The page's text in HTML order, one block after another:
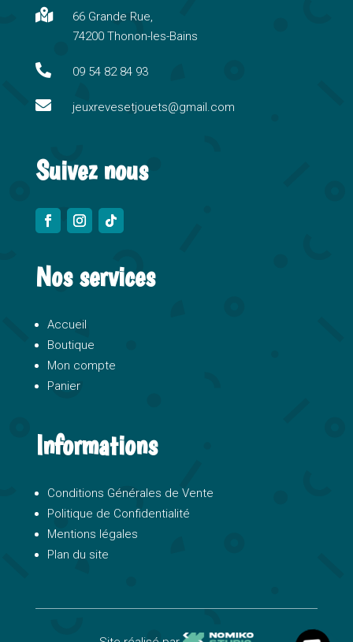
n
a
i
e

66 Grande Rue,
74200 Thonon-les-Bains
 09 54 82 84 93
 jeuxrevesetjouets@gmail.com
Suivez nous
Nos services
Accueil
Boutique
Mon compte
Panier
Informations
Conditions Générales de Vente
Politique de Confidentialité
Mentions légales
Plan du site